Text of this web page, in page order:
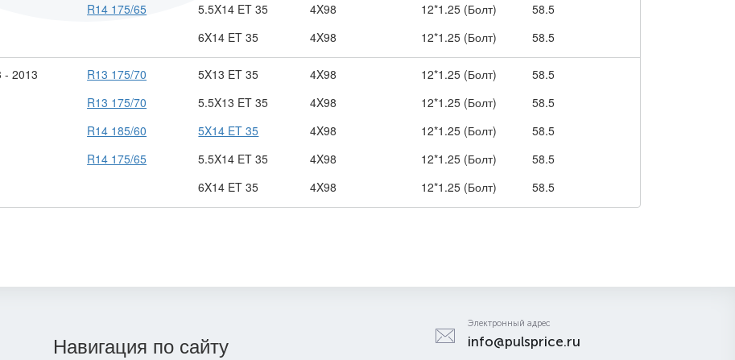
R14 175/65
5.5X14 ET 35
6X14 ET 35
4X98
4X98
12*1.25 (Болт)
12*1.25 (Болт)
58.5
58.5
- 2013
R13 175/70
R13 175/70
R14 185/60
R14 175/65
5X13 ET 35
5.5X13 ET 35
5X14 ET 35
5.5X14 ET 35
6X14 ET 35
4X98
4X98
4X98
4X98
4X98
12*1.25 (Болт)
12*1.25 (Болт)
12*1.25 (Болт)
12*1.25 (Болт)
12*1.25 (Болт)
58.5
58.5
58.5
58.5
58.5
Навигация по сайту
Электронный адрес
info@pulsprice.ru